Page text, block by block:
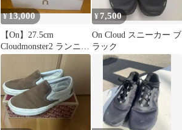
¥13,000
【On】27.5cm
Cloudmonster2 ランニン
グシューズ 中古美品
¥ 7,500
On Cloud スニーカー ブ
ラック